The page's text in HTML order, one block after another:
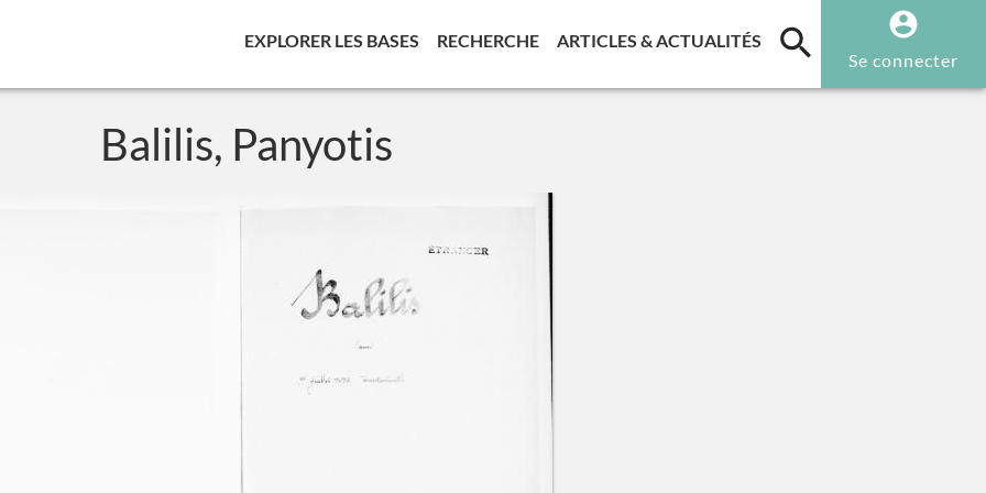
EXPLORER LES BASES (CURRENT)
RECHERCHE(CURRENT)
ARTICLES & ACTUALITÉS (CURRENT)
Se connecter
Balilis, Panyotis